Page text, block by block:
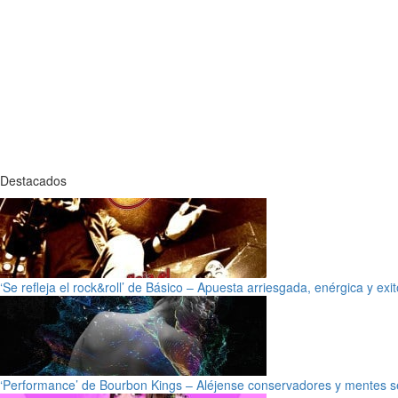
Destacados
‘Se refleja el rock&roll’ de Básico – Apuesta arriesgada, enérgica y
‘Performance’ de Bourbon Kings – Aléjense conservadores y mentes